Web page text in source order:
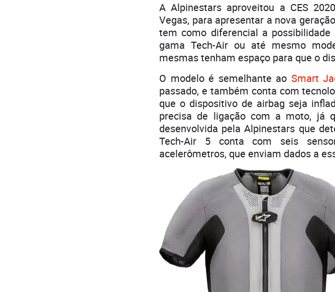
A Alpinestars aproveitou a CES
Vegas, para apresentar a nova
tem como diferencial a
gama Tech-Air ou até mesmo
mesmas tenham espaço para que o
O modelo é semelhante ao Smart
passado, e também conta com
que o dispositivo de airbag seja
precisa de ligação com a moto, já
desenvolvida pela Alpinestars que
Tech-Air 5 conta com seis
acelerômetros, que enviam dados a